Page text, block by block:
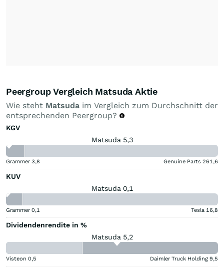
Peergroup Vergleich Matsuda Aktie
Wie steht Matsuda im Vergleich zum Durchschnitt der
entsprechenden Peergroup?
KGV
Matsuda 5,3
Grammer 3,8 Genuine Parts 261,6
KUV
Matsuda 0,1
Grammer 0,1 Tesla 16,8
Dividendenrendite in %
Matsuda 5,2
Visteon 0,5 Daimler Truck Holding 9,5